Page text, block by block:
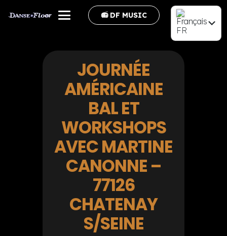
📻 DF MUSIC
FR
JOURNÉE
AMÉRICAINE
BAL ET
WORKSHOPS
AVEC MARTINE
CANONNE –
77126
CHATENAY
S/SEINE